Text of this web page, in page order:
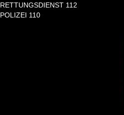
RETTUNGSDIENST 112
POLIZEI 110